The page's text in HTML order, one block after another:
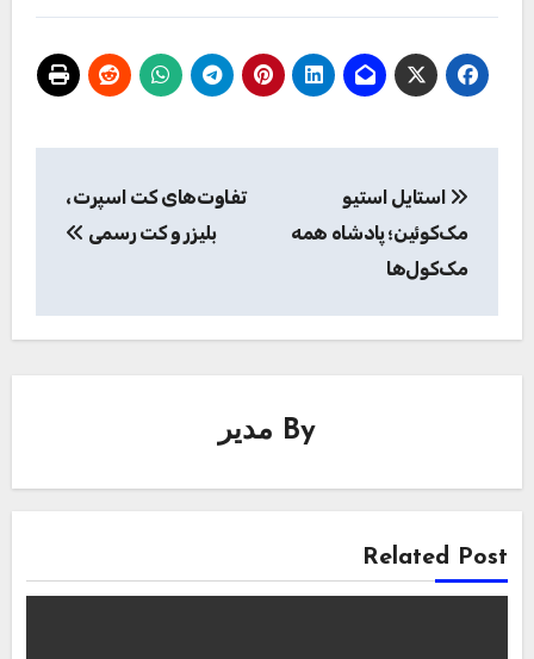
نوشته
استایل استیو
مک‌کوئین؛ پادشاه همه
مک‌کول‌ها
تفاوت‌های کت اسپرت،
بلیزر و کت رسمی
By مدیر
Related Post